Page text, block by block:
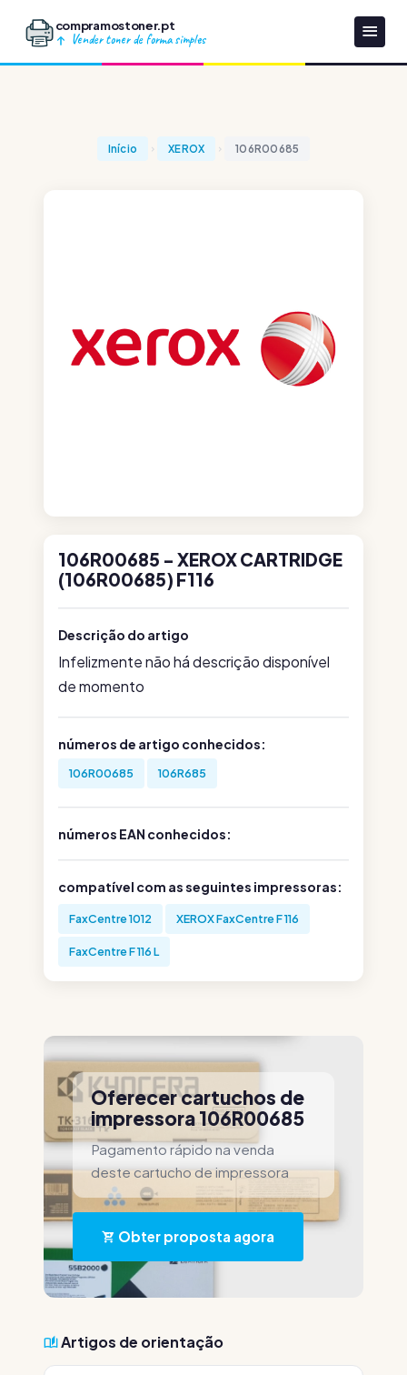
compramostoner.pt
Vender toner de forma simples
Início XEROX 106R00685
106R00685 - XEROX CARTRIDGE
(106R00685) F116
Descrição do artigo
Infelizmente não há descrição disponível
de momento
números de artigo conhecidos:
106R00685 106R685
números EAN conhecidos:
compatível com as seguintes impressoras:
FaxCentre 1012 XEROX FaxCentre F 116
FaxCentre F 116 L
Oferecer cartuchos de
impressora 106R00685
Pagamento rápido na venda
deste cartucho de impressora
Obter proposta agora
Artigos de orientação